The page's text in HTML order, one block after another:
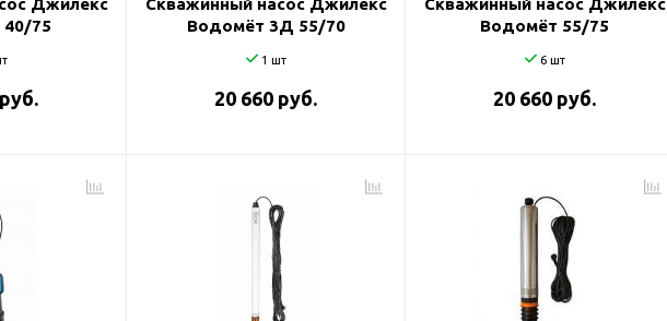
Джилекс
75
Скважинный насос Джилекс
Водомёт 3Д 55/70
1 шт
20 660 руб.
Скважинный насос Джилекс
Водомёт 55/75
6 шт
20 660 руб.